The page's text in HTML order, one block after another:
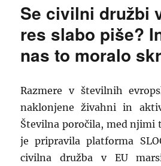
Se civilni družbi
res slabo piše?
nas to moralo
Razmere v številnih
naklonjene živahni in
Številna poročila, med njimi
je pripravila platforma
civilna družba v EU